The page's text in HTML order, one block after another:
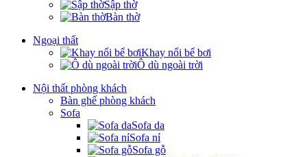
Sập thờ
Bàn thờ
Ngoại thất
Khay nổi bể bơi
Ô dù ngoài trời
Nội thất phòng khách
Bàn ghế phòng khách
Sofa
Sofa da
Sofa nỉ
Sofa gỗ